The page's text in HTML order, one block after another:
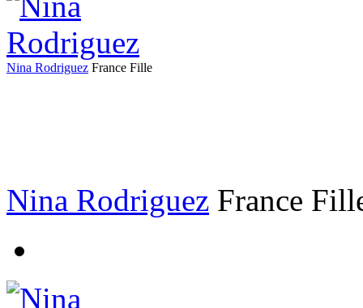
Nina Rodriguez France Fille
Nina Rodriguez France